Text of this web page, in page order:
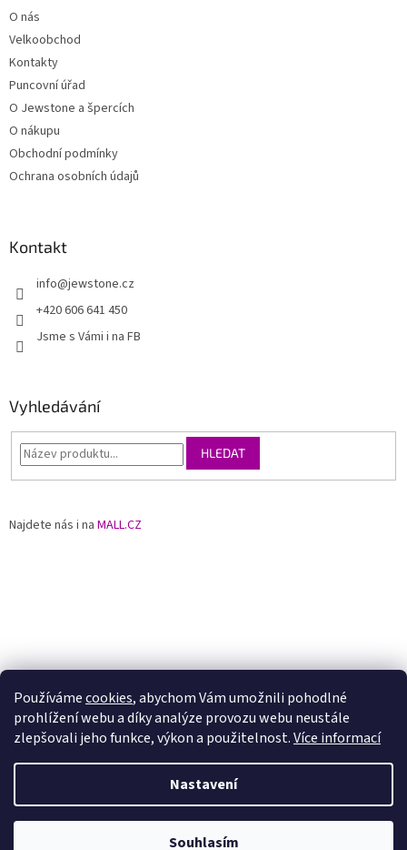
Používámecookies, abychom Vám umožnili pohodlné
prohlížení webu a díky analýze provozu webu neustále
zlepšovali jeho funkce, výkon a použitelnost.Více informací
Nastavení
Souhlasím
O nás
Velkoobchod
Kontakty
Puncovní úřad
O Jewstone a špercích
O nákupu
Obchodní podmínky
Ochrana osobních údajů
Kontakt
info@jewstone.cz
+420 606 641 450
Jsme s Vámi i na FB
Vyhledávání
HLEDAT
Najdete nás i na MALL.CZ
Vytvořil Shoptet
JEWSTONE. Všechna práva vyhrazena.